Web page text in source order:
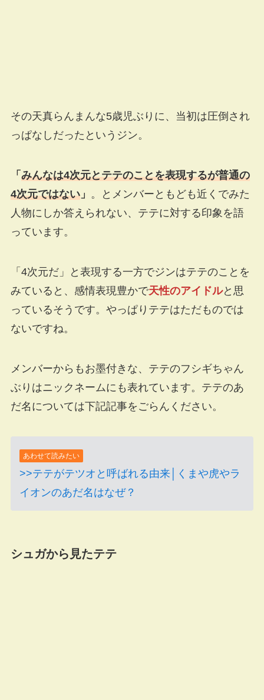
その天真らんまんな5歳児ぶりに、当初は圧倒され
っぱなしだったというジン。
「 みんなは4次元とテテのことを表現するが普通の
4次元ではない」 。とメンバーともども近くでみた
人物にしか答えられない、テテに対する印象を語
っています。
「4次元だ」と表現する一方でジンはテテのことを
みていると、感情表現豊かで天性のアイドルと思
っているそうです。やっぱりテテはただものでは
ないですね。
メンバーからもお墨付きな、テテのフシギちゃん
ぶりはニックネームにも表れています。テテのあ
だ名については下記記事をごらんください。
あわせて読みたい
>>テテがテツオと呼ばれる由来│くまや虎やラ
イオンのあだ名はなぜ？
シュガから見たテテ